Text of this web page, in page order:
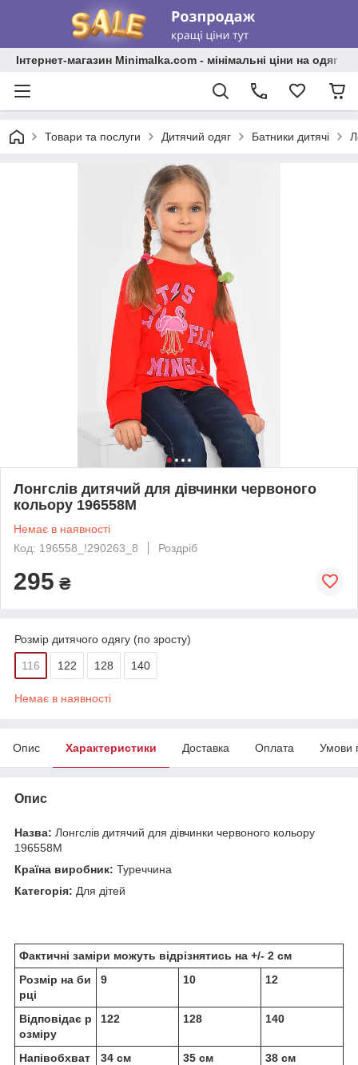
Інтернет-магазин Minimalka.com - мінімальні ціни на одяг
Товари та послуги Дитячий одяг Батники дитячі
Лонгслів дитячий для дівчинки червоного
кольору 196558M
Немає в наявності
Код: 196558_!290263_8
Роздріб
295 ₴
Розмір дитячого одягу (по зросту)
116 122 128 140
Немає в наявності
Опис Характеристики Доставка Оплата Умови
Опис
Назва: Лонгслів дитячий для дівчинки червоного кольору
196558M
Країна виробник: Туреччина
Категорія: Для дітей
Фактичні заміри можуть відрізнятись на +/- 2 см
Розмір на би
рці
9 10 12
Відповідає р
озміру
122 128 140
Напівобхват
34 см 35 см 38 см